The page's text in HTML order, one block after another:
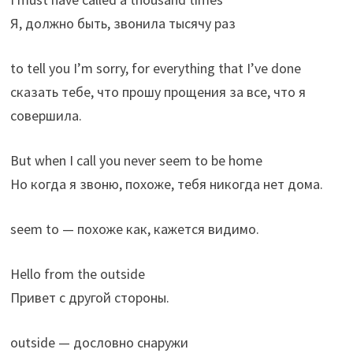
Я, должно быть, звонила тысячу раз
to tell you I’m sorry, for everything that I’ve done
сказать тебе, что прошу прощения за все, что я
совершила.
But when I call you never seem to be home
Но когда я звоню, похоже, тебя никогда нет дома.
seem to — похоже как, кажется видимо.
Hello from the outside
Привет с другой стороны.
outside — дословно снаружи